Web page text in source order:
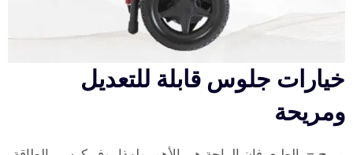
خيارات جلوس قابلة للتعديل
ومريحة